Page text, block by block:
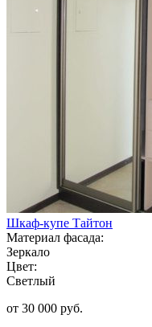
Шкаф-купе Тайтон
Материал фасада:
Зеркало
Цвет:
Светлый
от 30 000 руб.